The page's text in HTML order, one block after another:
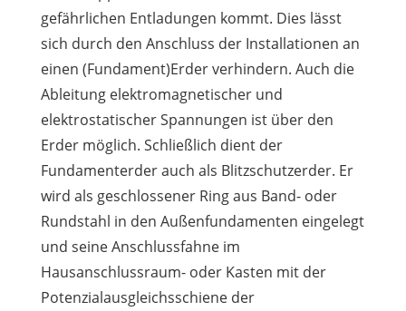
gefährlichen Entladungen kommt. Dies lässt
sich durch den Anschluss der Installationen an
einen (Fundament)Erder verhindern. Auch die
Ableitung elektromagnetischer und
elektrostatischer Spannungen ist über den
Erder möglich. Schließlich dient der
Fundamenterder auch als Blitzschutzerder. Er
wird als geschlossener Ring aus Band- oder
Rundstahl in den Außenfundamenten eingelegt
und seine Anschlussfahne im
Hausanschlussraum- oder Kasten mit der
Potenzialausgleichsschiene der